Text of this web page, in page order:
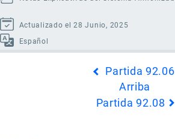
Actualizado el 28 Junio, 2025
Español
Partida 92.06
Arriba
Partida 92.08